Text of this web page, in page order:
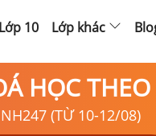
Lớp 10 Lớp khác
HỌC THEO
(TỪ 10-12/08)